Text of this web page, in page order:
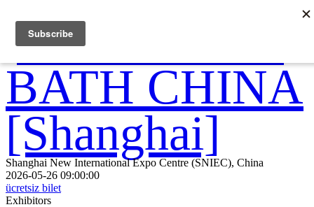
Shanghai New International Expo Centre (SNIEC), China
2026-05-26 09:00:00
ücretsiz bilet
Exhibitors